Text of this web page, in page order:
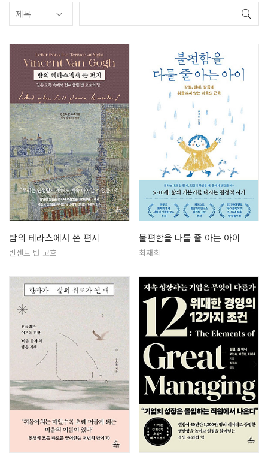
밤의 테라스에서 쓴 편지
빈센트 반 고흐
불편함을 다룰 줄 아는 아이
최재희